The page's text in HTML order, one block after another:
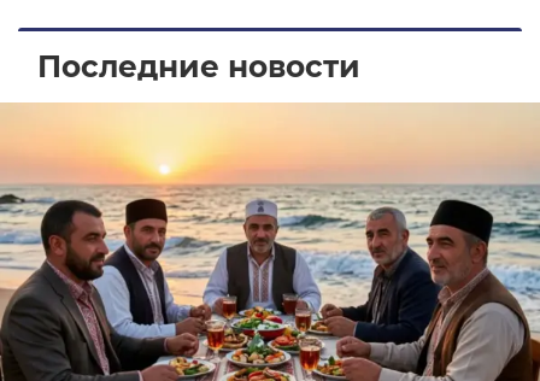
Последние новости